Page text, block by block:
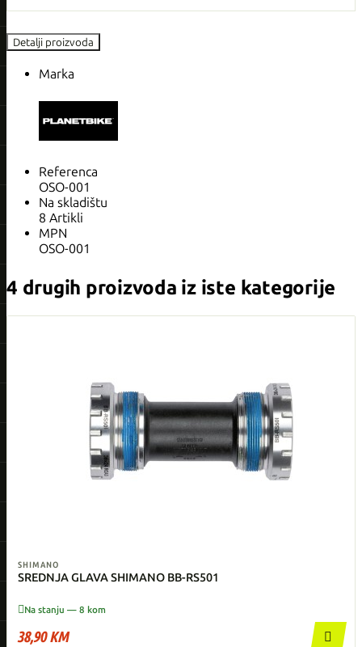
Detalji proizvoda
Marka
Referenca
OSO-001
Na skladištu
8 Artikli
MPN
OSO-001
4 drugih proizvoda iz iste kategorije
SHIMANO
SREDNJA GLAVA SHIMANO BB-RS501
Na stanju — 8 kom
38,90 KM 